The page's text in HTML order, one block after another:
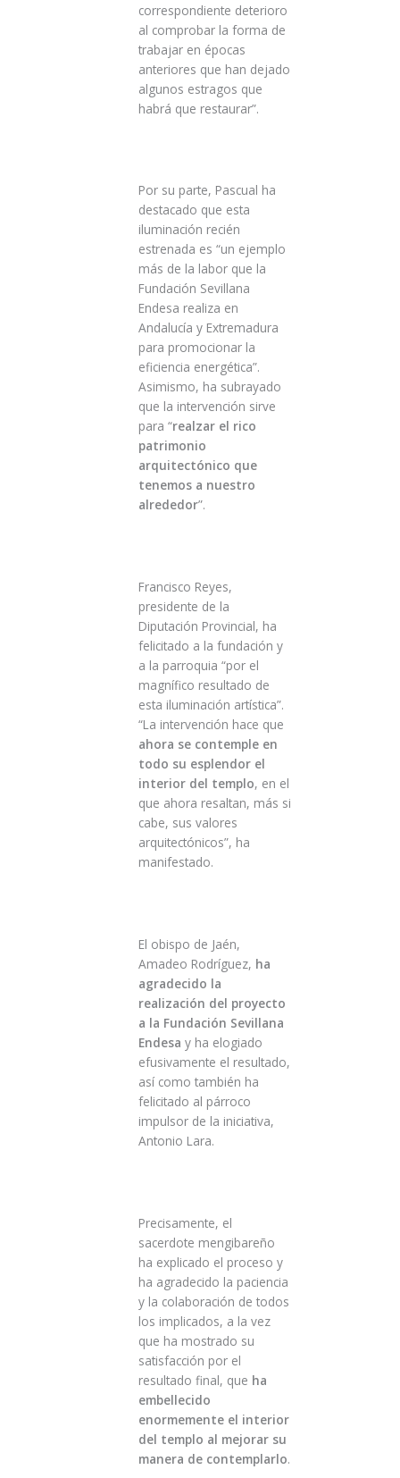
correspondiente deterioro
al comprobar la forma de
trabajar en épocas
anteriores que han dejado
algunos estragos que
habrá que restaurar”.
Por su parte, Pascual ha
destacado que esta
iluminación recién
estrenada es “un ejemplo
más de la labor que la
Fundación Sevillana
Endesa realiza en
Andalucía y Extremadura
para promocionar la
eficiencia energética”.
Asimismo, ha subrayado
que la intervención sirve
para “realzar el rico
patrimonio
arquitectónico que
tenemos a nuestro
alrededor”.
Francisco Reyes,
presidente de la
Diputación Provincial, ha
felicitado a la fundación y
a la parroquia “por el
magnífico resultado de
esta iluminación artística”.
“La intervención hace que
ahora se contemple en
todo su esplendor el
interior del templo, en el
que ahora resaltan, más si
cabe, sus valores
arquitectónicos”, ha
manifestado.
El obispo de Jaén,
Amadeo Rodríguez, ha
agradecido la
realización del proyecto
a la Fundación Sevillana
Endesa y ha elogiado
efusivamente el resultado,
así como también ha
felicitado al párroco
impulsor de la iniciativa,
Antonio Lara.
Precisamente, el
sacerdote mengibareño
ha explicado el proceso y
ha agradecido la paciencia
y la colaboración de todos
los implicados, a la vez
que ha mostrado su
satisfacción por el
resultado final, que ha
embellecido
enormemente el interior
del templo al mejorar su
manera de contemplarlo.